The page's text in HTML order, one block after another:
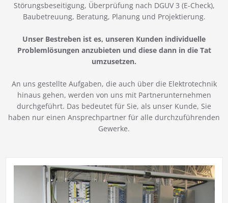
Störungsbeseitigung, Überprüfung nach DGUV 3 (E-Check),
Baubetreuung, Beratung, Planung und Projektierung.
Unser Bestreben ist es, unseren Kunden individuelle
Problemlösungen anzubieten und diese dann in die Tat
umzusetzen.
An uns gestellte Aufgaben, die auch über die Elektrotechnik
hinaus gehen, werden von uns mit Partnerunternehmen
durchgeführt. Das bedeutet für Sie, als unser Kunde, Sie
haben nur einen Ansprechpartner für alle durchzuführenden
Gewerke.